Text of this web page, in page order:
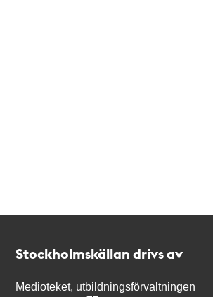
Stockholmskällan drivs av
Medioteket, utbildningsförvaltningen